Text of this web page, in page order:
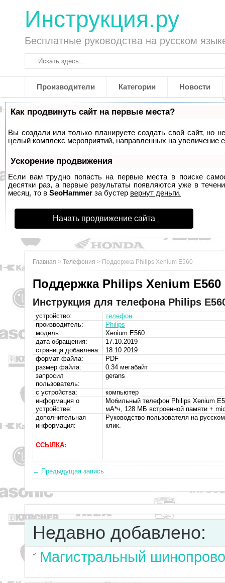
Инструкция.ру
Бесплатные руководства на русском
Производители Категории Новости
Как продвинуть сайт на первые места?
Вы создали или только планируете создать свой сайт, но
целый комплекс мероприятий, направленных на увеличение
Ускорение продвижения
Если вам трудно попасть на первые места в поиске
десятки раз, а первые результаты появляются уже в
месяц, то в SeoHammer за бустер вернут деньги.
Начать продвижение сайта
Главная > Телефония > Поддержка Philips Xenium E560
Поддержка Philips Xenium E560
Инструкция для телефона Philips
устройство:
телефон
производитель:
Philips
модель:
Xenium E560
дата обращения:
17.10.2019
страница добавлена:
18.10.2019
формат файла:
PDF
размер файла:
0.34 мегабайт
запросил
пользователь:
gerans
с устройства:
компьютер
информация о
устройстве:
Мобильный телефон Philips Xenium
мА*ч, 128 МБ встроенной памяти +
дополнительная
информация:
Руководство пользователя на
клик.
ССЫЛКА:
← Предыдущая запись
Недавно добавлено:
Магистральный